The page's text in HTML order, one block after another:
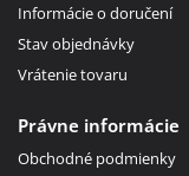
Informácie o doručení
Stav objednávky
Vrátenie tovaru
Právne informácie
Obchodné podmienky